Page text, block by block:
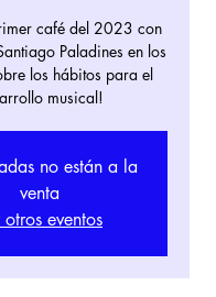
café del 2023 con
Paladines en los
los hábitos para el
musical!
no están a la
venta
otros eventos